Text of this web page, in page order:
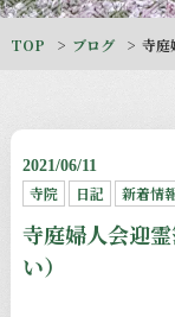
TOP ブログ 寺庭
2021/06/11
寺院 日記 新着情
寺庭婦人会迎
い）